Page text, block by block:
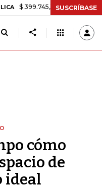
+$ 2.295,71 +0,58%
SUSCRÍBASE
cómo
de
ideal